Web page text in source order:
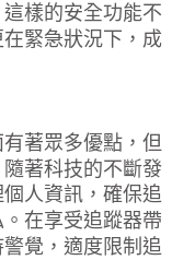
樣的安全功能不
緊急狀況下，成
著眾多優點，但
著科技的不斷發
人資訊，確保追
在享受追蹤器帶
覺，適度限制追